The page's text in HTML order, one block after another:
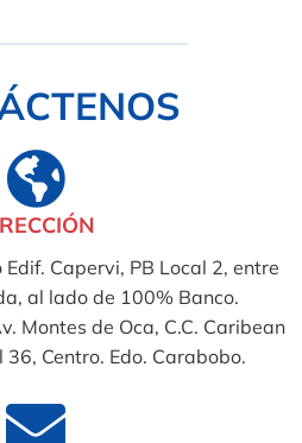
Capervi, PB Local 2, entre
al lado de 100% Banco.
Montes de Oca, C.C. Caribean
Centro. Edo. Carabobo.